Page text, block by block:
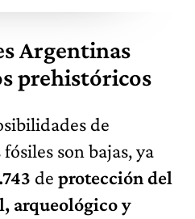
Argentinas
prehistóricos
de
son bajas, ya
de protección del
arqueológico y